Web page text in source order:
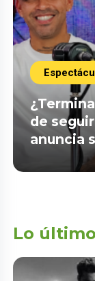
de
anuncia
Lo último